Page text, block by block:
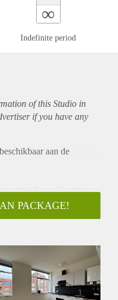
∞
Indefinite period
of this Studio in
if you have any
aan de
van Groningen.
je het stadscentrum met
restaurants, cafés en
liggen op loopafstand.
woonkamer met open
voor veel natuurlijk
PACKAGE!